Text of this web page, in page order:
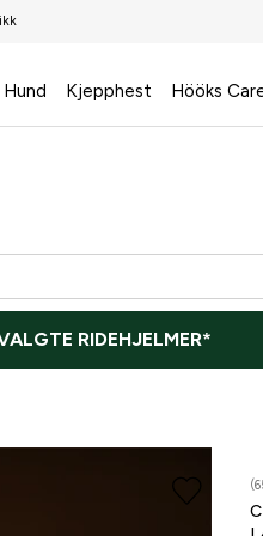
Hund Kjepphest Hööks
RIDEHJELMER*